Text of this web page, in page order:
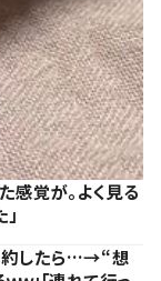
感覚が。よく見る
したら…→“想